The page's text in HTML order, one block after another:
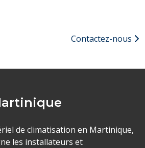
Contactez-nous
de climatisation en Martinique,
les installateurs et